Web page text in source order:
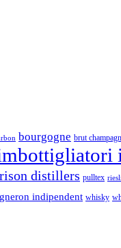
bourgogne brut
distillers pulltex
indipendent whisky